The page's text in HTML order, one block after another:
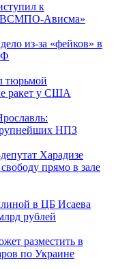
к
«ВСМПО-Ависма»
из-за «фейков» в
тюрьмой
ракет у США
НПЗ
Харадизе
прямо в зале
в ЦБ Исаева
рублей
разместить в
по Украине